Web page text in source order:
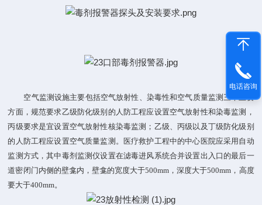
空气监测设施主要包括空气放射性、染毒性和空气质量监测三个主要
方面，规范要求乙级防化级别的人防工程应设置空气放射性和染毒监测，
丙级要求是宜设置空气放射性核染毒监测；乙级、丙级以及丁级防化级别
的人防工程应设置空气质量监测。医疗救护工程中的中心医院应采用自动
监测方式，其中毒剂监测仪设置在滤毒进风系统合并设置出入口的最后一
道密闭门内侧的壁龛内，壁龛的宽度大于500mm，深度大于500mm，高度
要大于400mm。
电话咨询